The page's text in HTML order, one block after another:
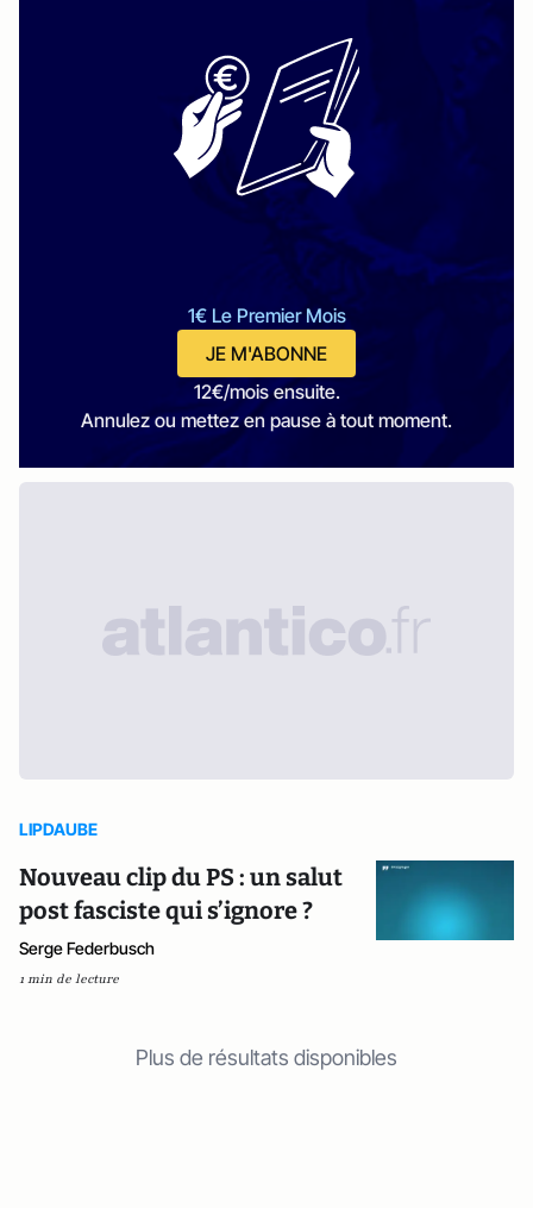
1€ Le Premier Mois
JE M'ABONNE
12€/mois ensuite.
Annulez ou mettez en pause à tout moment.
LIPDAUBE
Nouveau clip du PS : un salut
post fasciste qui s’ignore ?
Serge Federbusch
1 min de lecture
Plus de résultats disponibles